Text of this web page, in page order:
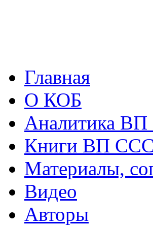
Главная
О КОБ
Аналитика
Книги ВП
Материалы,
Видео
Авторы